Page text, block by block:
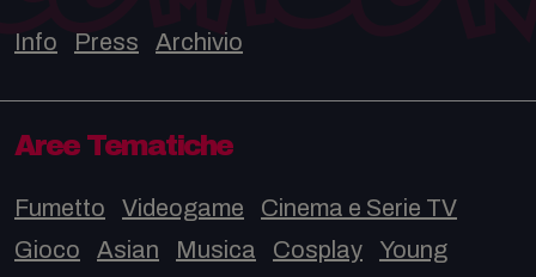
Info Press Archivio
Aree Tematiche
Fumetto Videogame
Cinema e Serie TV
Gioco
Asian Musica Cosplay
Young